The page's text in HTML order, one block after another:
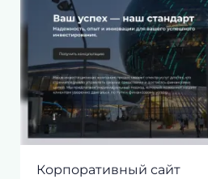
Корпоративный сайт